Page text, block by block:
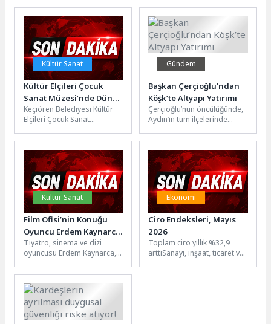
zeka, günümüzde
teknolojinin en önemli...
Büyükşehir Belediyesi
tarafından organize edilen
“23...
Kültür Sanat
Kültür Elçileri Çocuk
Sanat Müzesi’nde Dünya
Sanat Günü Coşkusu
Keçiören Belediyesi Kültür
Elçileri Çocuk Sanat
Sanat Günü kapsamında
anlamlı ve eğlenceli bir...
Gündem
Başkan Çerçioğlu’ndan
Köşk’te Altyapı Yatırımı
Çerçioğlu’nun öncülüğünde,
Aydın’ın tüm ilçelerinde
hız kesmeden devam ediyor.
Aydın Büyükşehir
Belediyesi...
Kültür Sanat
Film Ofisi’nin Konuğu
Oyuncu Erdem Kaynarca
Oldu
Tiyatro, sinema ve dizi
oyuncusu Erdem Kaynarca,
Film Ofisi’nin düzenlediği
Oyunculuk Üzerine
Söyleşiye...
Ekonomi
Ciro Endeksleri, Mayıs
2026
Toplam ciro yıllık %32,9
arttıSanayi, inşaat, ticaret ve